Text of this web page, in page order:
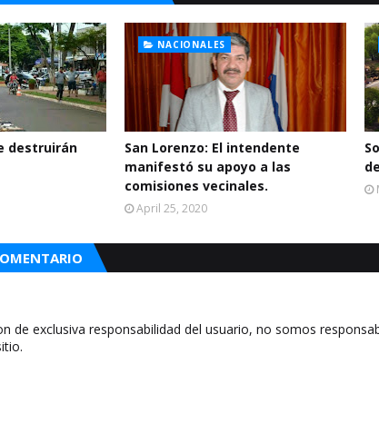
destruirán
NACIONALES
San Lorenzo: El intendente
manifestó su apoyo a las
comisiones vecinales.
April 25, 2020
de exclusiva responsabilidad del usuario, no somos